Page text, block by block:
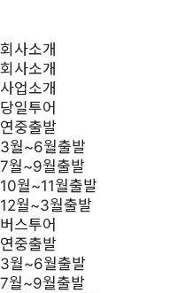
회사소개
회사소개
사업소개
당일투어
연중출발
3월~6월출발
7월~9월출발
10월~11월출발
12월~3월출발
버스투어
연중출발
3월~6월출발
7월~9월출발